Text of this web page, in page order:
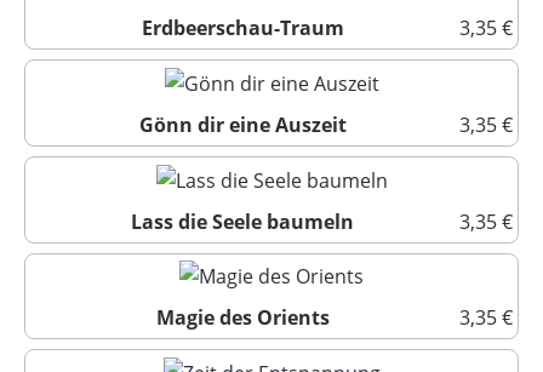
Erdbeerschau-Traum
3,35 €
Erdbeerschau-Traum
Gönn dir eine Auszeit
3,35 €
Gönn dir eine Auszeit
Lass die Seele baumeln
3,35 €
Lass die Seele baumeln
Magie des Orients
3,35 €
Magie des Orients